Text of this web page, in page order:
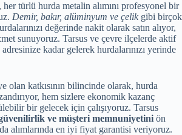
her türlü hurda metalin alımını profesyonel bir
Demir, bakır, alüminyum ve çelik gibi birçok
değerinde nakit olarak satın alıyor,
sunuyoruz. Tarsus ve çevre ilçelerde aktif
kadar gelerek hurdalarınızı yerinde
olan katkısının bilincinde olarak, hurda
hem sizlere ekonomik kazanç
bir gelecek için çalışıyoruz. Tarsus
ve müşteri memnuniyetini ön
alımlarında en iyi fiyat garantisi veriyoruz.